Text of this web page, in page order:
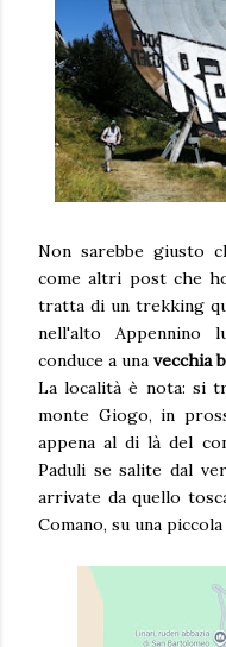
Non sarebbe giusto
come altri post che
tratta di un trekking
nell'alto Appennino
conduce a una vecchia
La località è nota: si
monte Giogo, in
appena al di là del
Paduli se salite dal
arrivate da quello
Comano, su una